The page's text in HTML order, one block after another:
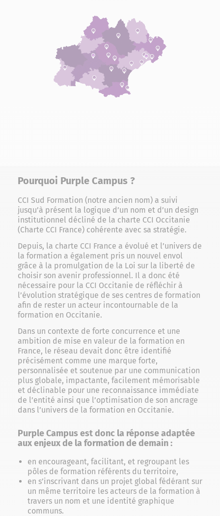
Pourquoi Purple Campus ?
CCI Sud Formation (notre ancien nom) a suivi
jusqu’à présent la logique d’un nom et d’un design
institutionnel décliné de la charte CCI Occitanie
(Charte CCI France) cohérente avec sa stratégie.
Depuis, la charte CCI France a évolué et l’univers de
la formation a également pris un nouvel envol
grâce à la promulgation de la Loi sur la liberté de
choisir son avenir professionnel. Il a donc été
nécessaire pour la CCI Occitanie de réfléchir à
l’évolution stratégique de ses centres de formation
afin de rester un acteur incontournable de la
formation en Occitanie.
Dans un contexte de forte concurrence et une
ambition de mise en valeur de la formation en
France, le réseau devait donc être identifié
précisément comme une marque forte,
personnalisée et soutenue par une communication
plus globale, impactante, facilement mémorisable
et déclinable pour une reconnaissance immédiate
de l’entité ainsi que l’optimisation de son ancrage
dans l’univers de la formation en Occitanie.
Purple Campus est donc la réponse adaptée
aux enjeux de la formation de demain :
en encourageant, facilitant, et regroupant les
pôles de formation référents du territoire,
en s’inscrivant dans un projet global fédérant sur
un même territoire les acteurs de la formation à
travers un nom et une identité graphique
communs.